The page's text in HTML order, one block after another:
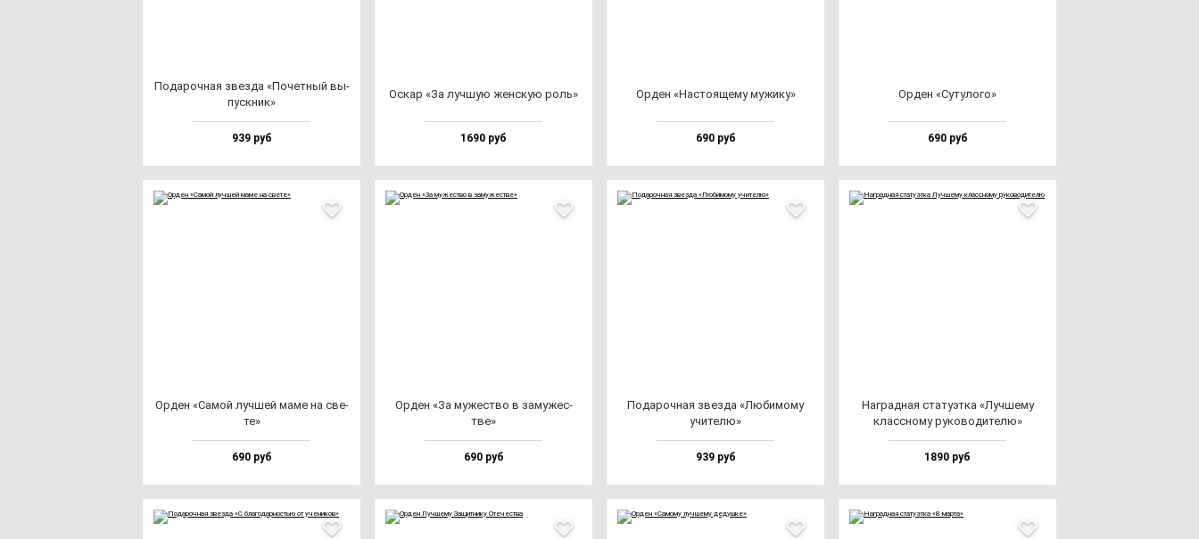
Пода­роч­ная звез­да «Почет­ный вы­
пус­кник»
939 руб
Оскар «За луч­шую жен­скую роль»
1690 руб
Орден «Нас­то­яще­му му­жи­ку»
690 руб
Орден «Суту­ло­го»
690 руб
Орден «Самой луч­шей ма­ме на све­
те»
690 руб
Орден «За му­жес­тво в за­му­жес­
тве»
690 руб
Пода­роч­ная звез­да «Люби­мо­му
учи­те­лю»
939 руб
Наг­рад­ная ста­ту­эт­ка «Луч­ше­му
клас­сно­му ру­ко­во­ди­те­лю»
1890 руб